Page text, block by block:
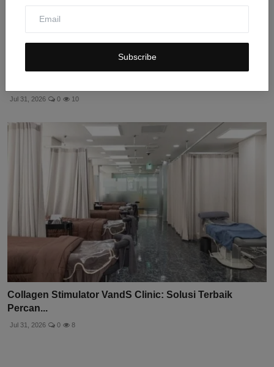
Subscribe
5 Kebiasaan yang Bikin Rezeki Terasa Seret Menurut
Jul 31, 2026 0 10
Collagen Stimulator VandS Clinic: Solusi Terbaik
Percan...
Jul 31, 2026 0 8